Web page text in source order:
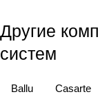
Другие
систем
Ballu Casarte